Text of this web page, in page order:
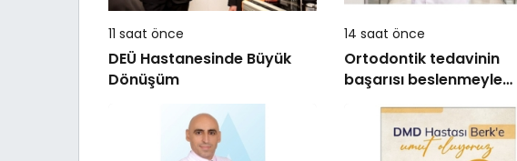
11 saat önce
DEÜ Hastanesinde Büyük
Dönüşüm
14 saat önce
Ortodontik tedavinin
başarısı beslenmeyle